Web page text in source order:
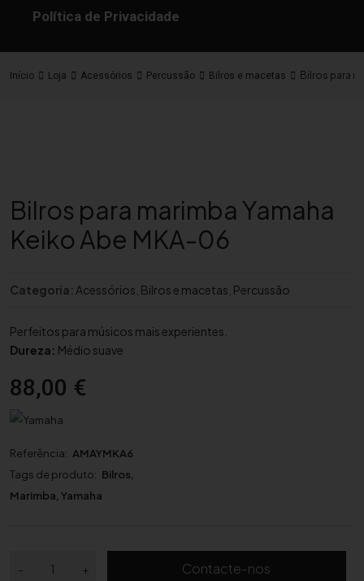
Política de Privacidade
Início Loja Acessórios Percussão Bilros e macetas Bilros para
Bilros para marimba Yamaha
Keiko Abe MKA-06
Categoria: Acessórios Bilros e macetas Percussão
Perfeitos para músicos mais experientes.
Dureza: Médio suave
88,00 €
Referência: AMAYMKA6
Tags de produto: Bilros
Marimba Yamaha
- + Contacte-nos